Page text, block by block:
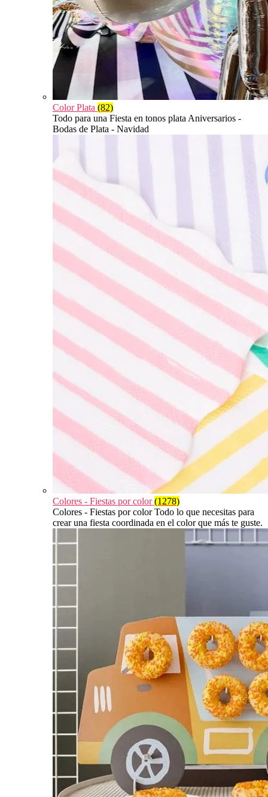
Color Plata (82)
Todo para una Fiesta en tonos plata Aniversarios -
Bodas de Plata - Navidad
Colores - Fiestas por color(1278)
Colores - Fiestas por color Todo lo que necesitas para
crear una fiesta coordinada en el color que más te guste.